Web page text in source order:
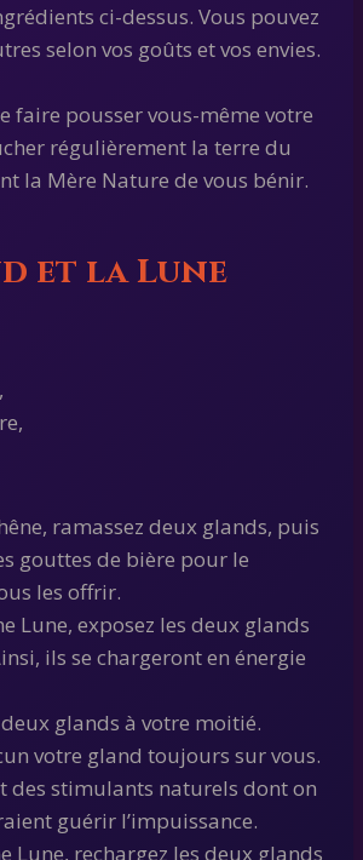
ci-dessus. Vous pouvez
selon vos goûts et vos envies.
faire pousser vous-même votre
régulièrement la terre du
la Mère Nature de vous bénir.
et la Lune
ramassez deux glands, puis
gouttes de bière pour le
les offrir.
Lune, exposez les deux glands
ils se chargeront en énergie
deux glands à votre moitié.
votre gland toujours sur vous.
des stimulants naturels dont on
guérir l’impuissance.
Lune, rechargez les deux glands